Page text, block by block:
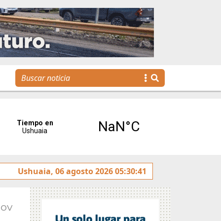
llegan a la gestión pública a través de una propuesta
Ushuaia, 06 agosto 2026 05:30:41